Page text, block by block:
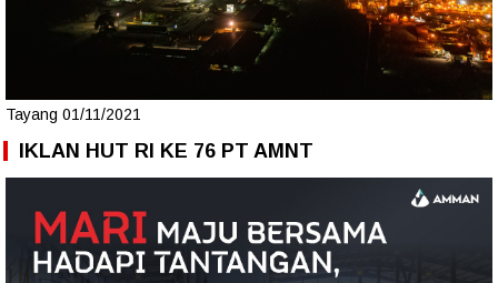
Tayang 01/11/2021
IKLAN HUT RI KE 76 PT AMNT